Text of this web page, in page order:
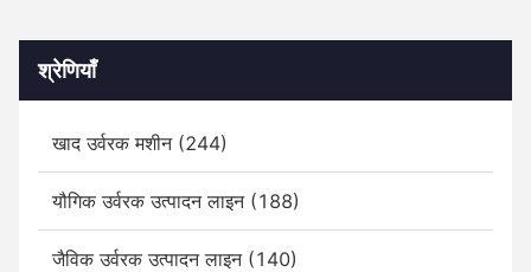
श्रेणियाँ
खाद उर्वरक मशीन (244)
यौगिक उर्वरक उत्पादन लाइन (188)
जैविक उर्वरक उत्पादन लाइन (140)